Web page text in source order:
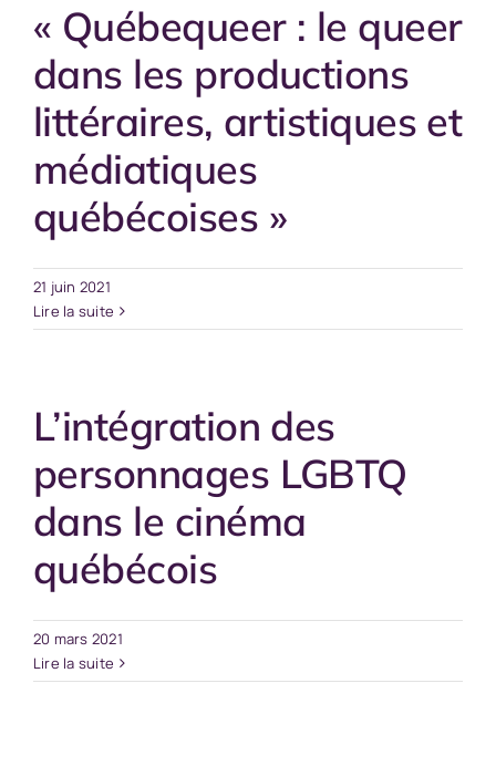
« Québequeer : le queer
dans les productions
littéraires, artistiques et
médiatiques
québécoises »
21 juin 2021
Lire la suite
L’intégration des
personnages LGBTQ
dans le cinéma
québécois
20 mars 2021
Lire la suite